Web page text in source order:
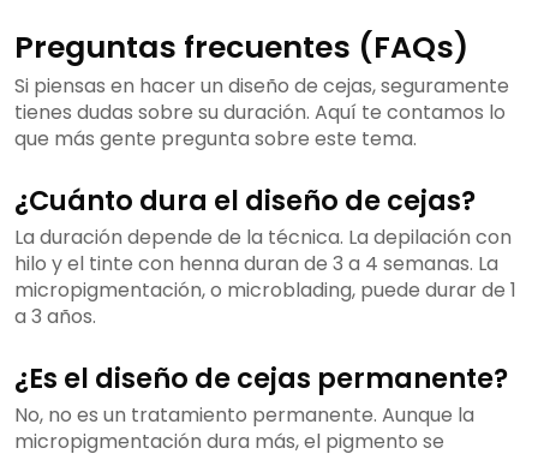
Preguntas frecuentes (FAQs)
Si piensas en hacer un diseño de cejas, seguramente
tienes dudas sobre su duración. Aquí te contamos lo
que más gente pregunta sobre este tema.
¿Cuánto dura el diseño de cejas?
La duración depende de la técnica. La depilación con
hilo y el tinte con henna duran de 3 a 4 semanas. La
micropigmentación, o microblading, puede durar de 1
a 3 años.
¿Es el diseño de cejas permanente?
No, no es un tratamiento permanente. Aunque la
micropigmentación dura más, el pigmento se